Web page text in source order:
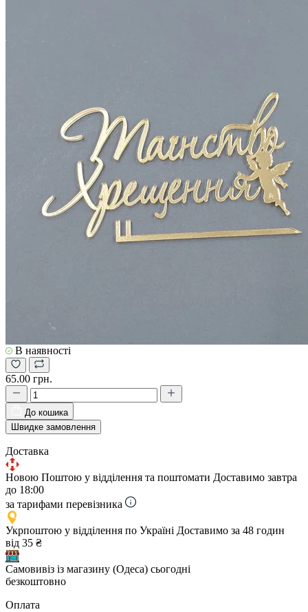
В наявності
65.00 грн.
До кошика
Швидке замовлення
Доставка
Новою Поштою у відділення та поштомати Доставимо завтра
до 18:00
за тарифами перевізника
Укрпоштою у відділення по Україні Доставимо за 48 годин
від 35 ₴
Самовивіз із магазину (Одеса) сьогодні
безкоштовно
Оплата